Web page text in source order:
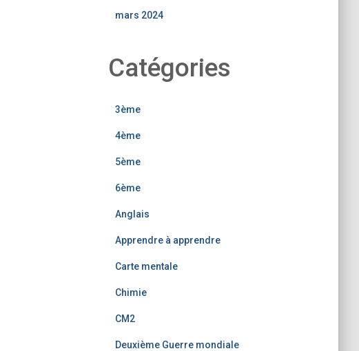
mars 2024
Catégories
3ème
4ème
5ème
6ème
Anglais
Apprendre à apprendre
Carte mentale
Chimie
CM2
Deuxième Guerre mondiale